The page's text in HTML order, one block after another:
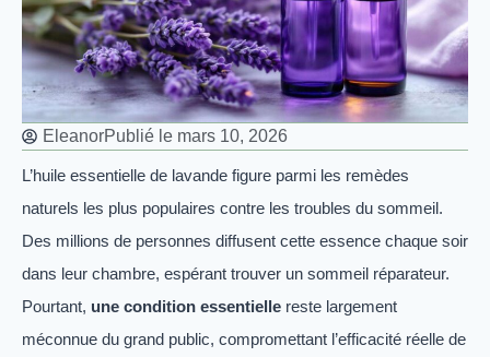
EleanorPublié le mars 10, 2026
L’huile essentielle de lavande figure parmi les remèdes
naturels les plus populaires contre les troubles du sommeil.
Des millions de personnes diffusent cette essence chaque soir
dans leur chambre, espérant trouver un sommeil réparateur.
Pourtant, une condition essentielle reste largement
méconnue du grand public, compromettant l’efficacité réelle de